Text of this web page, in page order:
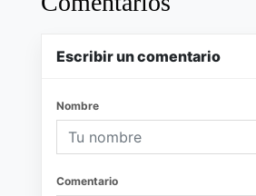
Escribir un comentario
Nombre
Comentario